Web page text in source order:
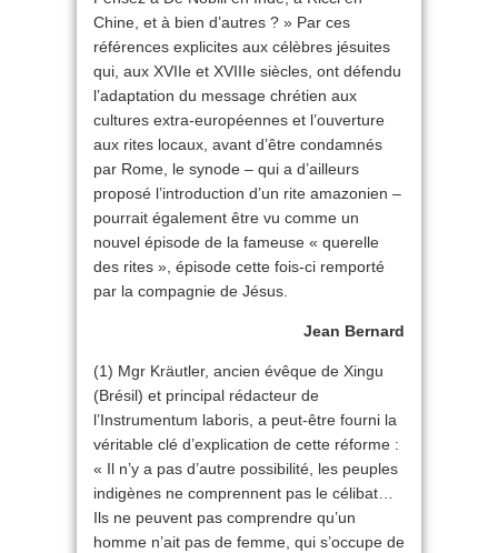
Chine, et à bien d’autres ? » Par ces
références explicites aux célèbres jésuites
qui, aux XVIIe et XVIIIe siècles, ont défendu
l’adaptation du message chrétien aux
cultures extra-européennes et l’ouverture
aux rites locaux, avant d’être condamnés
par Rome, le synode – qui a d’ailleurs
proposé l’introduction d’un rite amazonien –
pourrait également être vu comme un
nouvel épisode de la fameuse « querelle
des rites », épisode cette fois-ci remporté
par la compagnie de Jésus.
Jean Bernard
(1) Mgr Kräutler, ancien évêque de Xingu
(Brésil) et principal rédacteur de
l’Instrumentum laboris, a peut-être fourni la
véritable clé d’explication de cette réforme :
« Il n’y a pas d’autre possibilité, les peuples
indigènes ne comprennent pas le célibat…
Ils ne peuvent pas comprendre qu’un
homme n’ait pas de femme, qui s’occupe de